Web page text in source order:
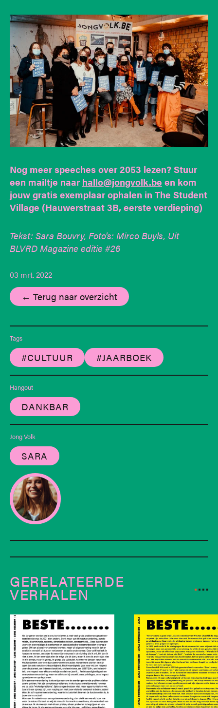
Nog meer speeches over 2053 lezen? Stuur
een mailtje naarhallo@jongvolk.be en kom
jouw gratis exemplaar ophalen in The Student
Village (Hauwerstraat 3B, eerste verdieping)
Tekst: Sara Bouvry, Foto's: Mirco Buyls, Uit
BLVRD Magazine editie #26
03 mrt. 2022
← Terug naar overzicht
Tags
#CULTUUR #JAARBOEK
Hangout
DANKBAR
Jong Volk
SARA
GERELATEERDE
VERHALEN